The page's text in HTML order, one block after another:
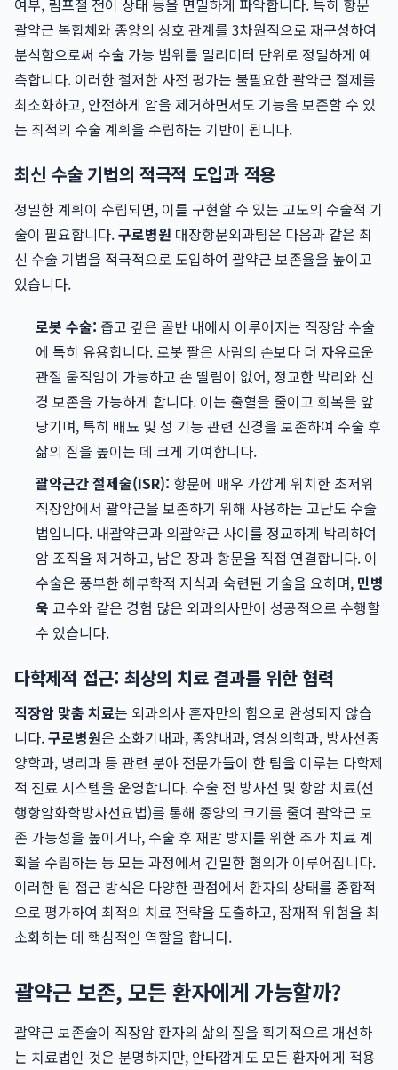
여부, 림프절 전이 상태 등을 면밀하게 파악합니다. 특히 항문
괄약근 복합체와 종양의 상호 관계를 3차원적으로 재구성하여
분석함으로써 수술 가능 범위를 밀리미터 단위로 정밀하게 예
측합니다. 이러한 철저한 사전 평가는 불필요한 괄약근 절제를
최소화하고, 안전하게 암을 제거하면서도 기능을 보존할 수 있
는 최적의 수술 계획을 수립하는 기반이 됩니다.
최신 수술 기법의 적극적 도입과 적용
정밀한 계획이 수립되면, 이를 구현할 수 있는 고도의 수술적 기
술이 필요합니다.구로병원 대장항문외과팀은 다음과 같은 최
신 수술 기법을 적극적으로 도입하여 괄약근 보존율을 높이고
있습니다.
로봇 수술: 좁고 깊은 골반 내에서 이루어지는 직장암 수술
에 특히 유용합니다. 로봇 팔은 사람의 손보다 더 자유로운
관절 움직임이 가능하고 손 떨림이 없어, 정교한 박리와 신
경 보존을 가능하게 합니다. 이는 출혈을 줄이고 회복을 앞
당기며, 특히 배뇨 및 성 기능 관련 신경을 보존하여 수술 후
삶의 질을 높이는 데 크게 기여합니다.
괄약근간 절제술(ISR): 항문에 매우 가깝게 위치한 초저위
직장암에서 괄약근을 보존하기 위해 사용하는 고난도 수술
법입니다. 내괄약근과 외괄약근 사이를 정교하게 박리하여
암 조직을 제거하고, 남은 장과 항문을 직접 연결합니다. 이
수술은 풍부한 해부학적 지식과 숙련된 기술을 요하며, 민병
욱 교수와 같은 경험 많은 외과의사만이 성공적으로 수행할
수 있습니다.
다학제적 접근: 최상의 치료 결과를 위한 협력
직장암 맞춤 치료는 외과의사 혼자만의 힘으로 완성되지 않습
니다.구로병원은 소화기내과, 종양내과, 영상의학과, 방사선종
양학과, 병리과 등 관련 분야 전문가들이 한 팀을 이루는 다학제
적 진료 시스템을 운영합니다. 수술 전 방사선 및 항암 치료(선
행항암화학방사선요법)를 통해 종양의 크기를 줄여 괄약근 보
존 가능성을 높이거나, 수술 후 재발 방지를 위한 추가 치료 계
획을 수립하는 등 모든 과정에서 긴밀한 협의가 이루어집니다.
이러한 팀 접근 방식은 다양한 관점에서 환자의 상태를 종합적
으로 평가하여 최적의 치료 전략을 도출하고, 잠재적 위험을 최
소화하는 데 핵심적인 역할을 합니다.
괄약근 보존, 모든 환자에게 가능할까?
괄약근 보존술이 직장암 환자의 삶의 질을 획기적으로 개선하
는 치료법인 것은 분명하지만, 안타깝게도 모든 환자에게 적용